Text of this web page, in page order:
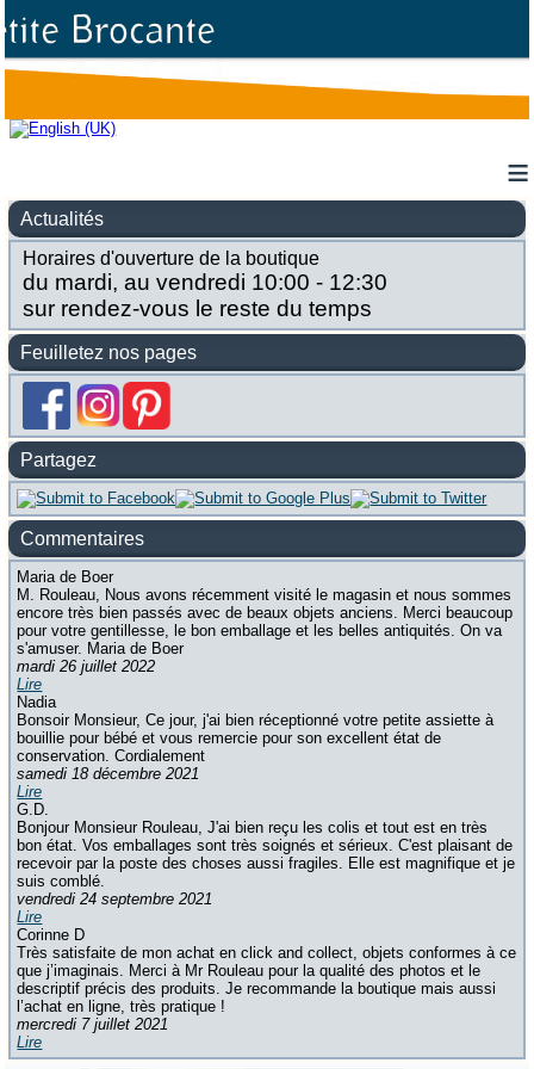
≡
Actualités
Horaires d'ouverture de la boutique
du mardi, au vendredi 10:00 - 12:30
sur rendez-vous le reste du temps
Feuilletez nos pages
Partagez
Commentaires
Maria de Boer
M. Rouleau, Nous avons récemment visité le magasin et nous sommes
encore très bien passés avec de beaux objets anciens. Merci beaucoup
pour votre gentillesse, le bon emballage et les belles antiquités. On va
s'amuser. Maria de Boer
mardi 26 juillet 2022
Lire
Nadia
Bonsoir Monsieur, Ce jour, j'ai bien réceptionné votre petite assiette à
bouillie pour bébé et vous remercie pour son excellent état de
conservation. Cordialement
samedi 18 décembre 2021
Lire
G.D.
Bonjour Monsieur Rouleau, J'ai bien reçu les colis et tout est en très
bon état. Vos emballages sont très soignés et sérieux. C'est plaisant de
recevoir par la poste des choses aussi fragiles. Elle est magnifique et je
suis comblé.
vendredi 24 septembre 2021
Lire
Corinne D
Très satisfaite de mon achat en click and collect, objets conformes à ce
que j’imaginais. Merci à Mr Rouleau pour la qualité des photos et le
descriptif précis des produits. Je recommande la boutique mais aussi
l’achat en ligne, très pratique !
mercredi 7 juillet 2021
Lire